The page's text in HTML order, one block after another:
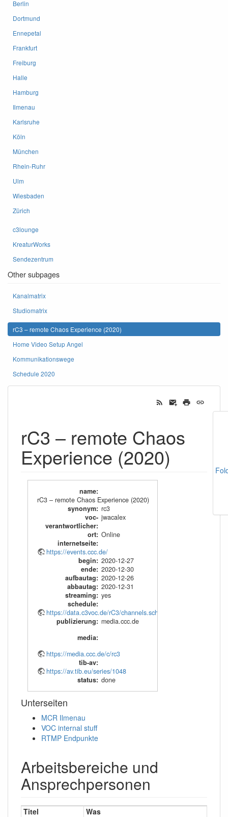
Berlin
Dortmund
Ennepetal
Frankfurt
Freiburg
Halle
Hamburg
Ilmenau
Karlsruhe
Köln
München
Rhein-Ruhr
Ulm
Wiesbaden
Zürich
c3lounge
KreaturWorks
Sendezentrum
Other subpages
Kanalmatrix
Studiomatrix
rC3 – remote Chaos Experience (2020)
Home Video Setup Angel
Kommunikationswege
Schedule 2020
rC3 – remote Chaos
Experience (2020)
name:
rC3 – remote Chaos Experience (2020)
synonym: rc3
voc-
verantwortlicher:
jwacalex
ort: Online
internetseite:
https://events.ccc.de/
begin: 2020-12-27
ende: 2020-12-30
aufbautag: 2020-12-26
abbautag: 2020-12-31
streaming: yes
schedule:
https://data.c3voc.de/rC3/channels.schedule.xml
publizierung: media.ccc.de
media:
https://media.ccc.de/c/rc3
tib-av:
https://av.tib.eu/series/1048
status: done
Unterseiten
MCR Ilmenau
VOC internal stuff
RTMP Endpunkte
Arbeitsbereiche und
Ansprechpersonen
Titel Was